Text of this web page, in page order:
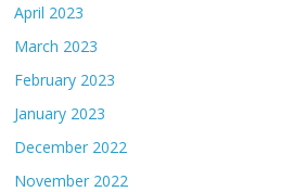
April 2023
March 2023
February 2023
January 2023
December 2022
November 2022